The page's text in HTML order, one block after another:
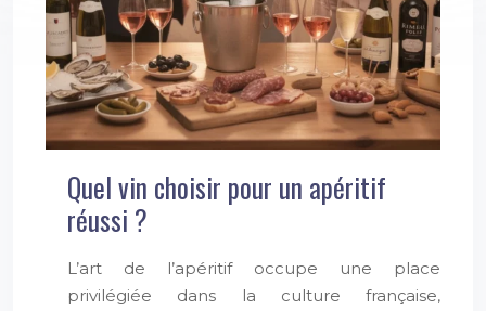
Quel vin choisir pour un apéritif
réussi ?
L’art de l’apéritif occupe une place
privilégiée dans la culture française,